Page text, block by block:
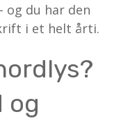
og du har den
i et helt årti.
og